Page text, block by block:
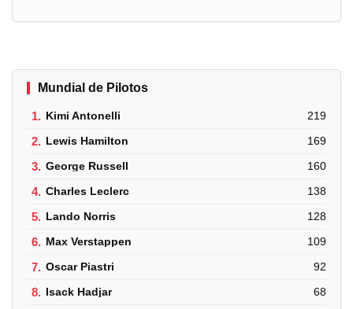
Mundial de Pilotos
1. Kimi Antonelli 219
2. Lewis Hamilton 169
3. George Russell 160
4. Charles Leclerc 138
5. Lando Norris 128
6. Max Verstappen 109
7. Oscar Piastri 92
8. Isack Hadjar 68